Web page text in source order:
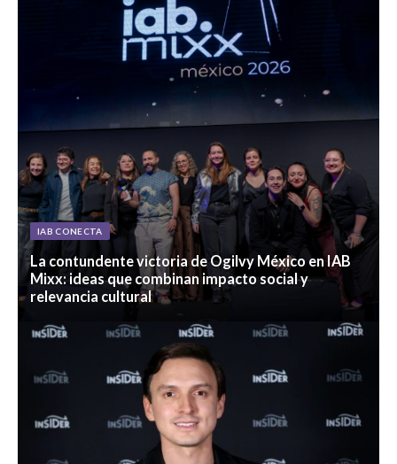
IAB CONECTA
La contundente victoria de Ogilvy México en IAB
Mixx: ideas que combinan impacto social y
relevancia cultural